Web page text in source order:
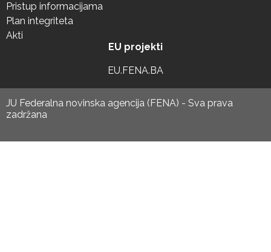
Pristup informacijama
Plan integriteta
Akti
EU projekti
EU.FENA.BA
JU Federalna novinska agencija (FENA) - Sva prava
zadržana